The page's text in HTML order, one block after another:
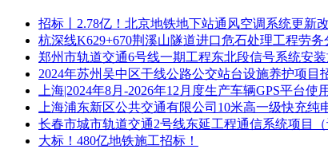
联 系 人：王小姐 电 话：0769-22331990
邮 箱：GDZK66@163.com 邮 编：523000
招标单位名称：东莞市轨道交通有限公司
详细地址：东莞市南城街道新城社区东莞大道116号
联 系 人：洪小姐
招标丨2.78亿！北京地铁地下站通风空调系统更新
杭深线K629+670荆溪山隧道进口危石处理工程劳
郑州市轨道交通6号线一期工程东北段信号系统安
2024年苏州吴中区干线公路公交站台设施养护项目
上海|2024年8月-2026年12月度生产车辆GPS平台
上海浦东新区公共交通有限公司10米高一级快充
长春市城市轨道交通2号线东延工程通信系统项目（
大标！480亿地铁施工招标！